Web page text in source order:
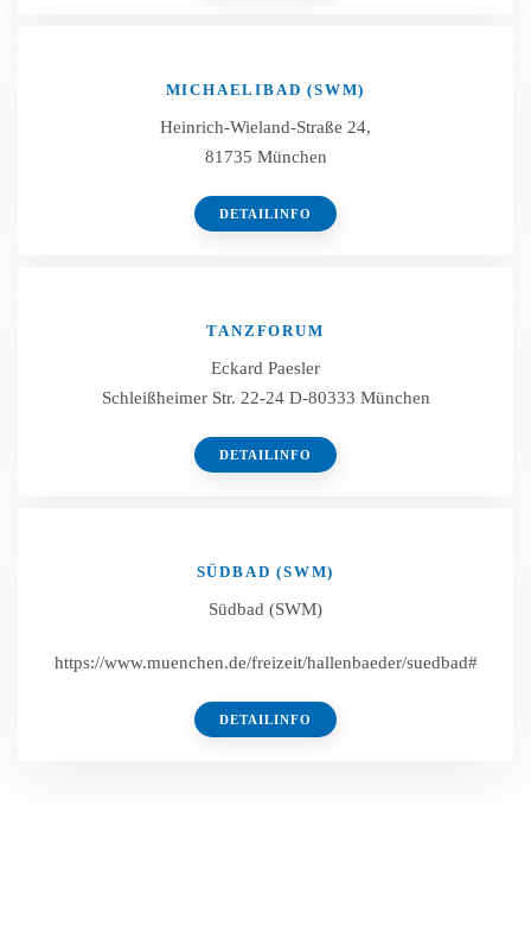
MICHAELIBAD (SWM)
Heinrich-Wieland-Straße 24,
81735 München
DETAILINFO
TANZFORUM
Eckard Paesler
Schleißheimer Str. 22-24 D-80333 München
DETAILINFO
SÜDBAD (SWM)
Südbad (SWM)
https://www.muenchen.de/freizeit/hallenbaeder/suedbad#
DETAILINFO